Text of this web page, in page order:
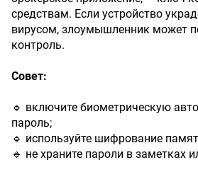
средствам. Если устройство
вирусом, злоумышленник может
контроль.
Совет:
🔹 включите биометрическую
пароль;
🔹 используйте шифрование
🔹 не храните пароли в заметках